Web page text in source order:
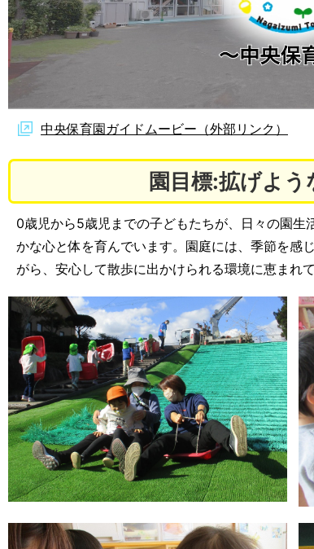
中央保育園ガイドムービー（外部リンク）
園目標:拡げよ
0歳児から5歳児までの子どもたちが、日々の園生
かな心と体を育んでいます。園庭には、季節を感
がら、安心して散歩に出かけられる環境に恵まれて